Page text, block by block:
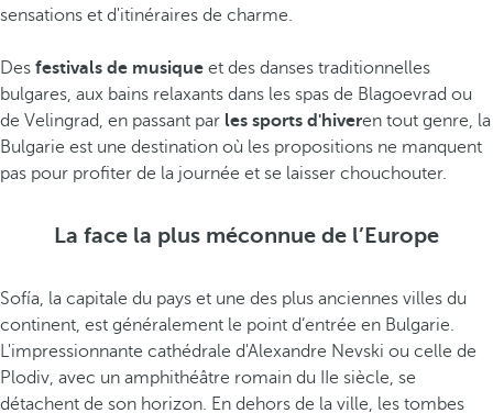
sensations et d'itinéraires de charme.
Des festivals de musique et des danses traditionnelles
bulgares, aux bains relaxants dans les spas de Blagoevrad ou
de Velingrad, en passant par les sports d'hiveren tout genre, la
Bulgarie est une destination où les propositions ne manquent
pas pour profiter de la journée et se laisser chouchouter.
La face la plus méconnue de l’Europe
Sofía, la capitale du pays et une des plus anciennes villes du
continent, est généralement le point d’entrée en Bulgarie.
L'impressionnante cathédrale d'Alexandre Nevski ou celle de
Plodiv, avec un amphithéâtre romain du IIe siècle, se
détachent de son horizon. En dehors de la ville, les tombes